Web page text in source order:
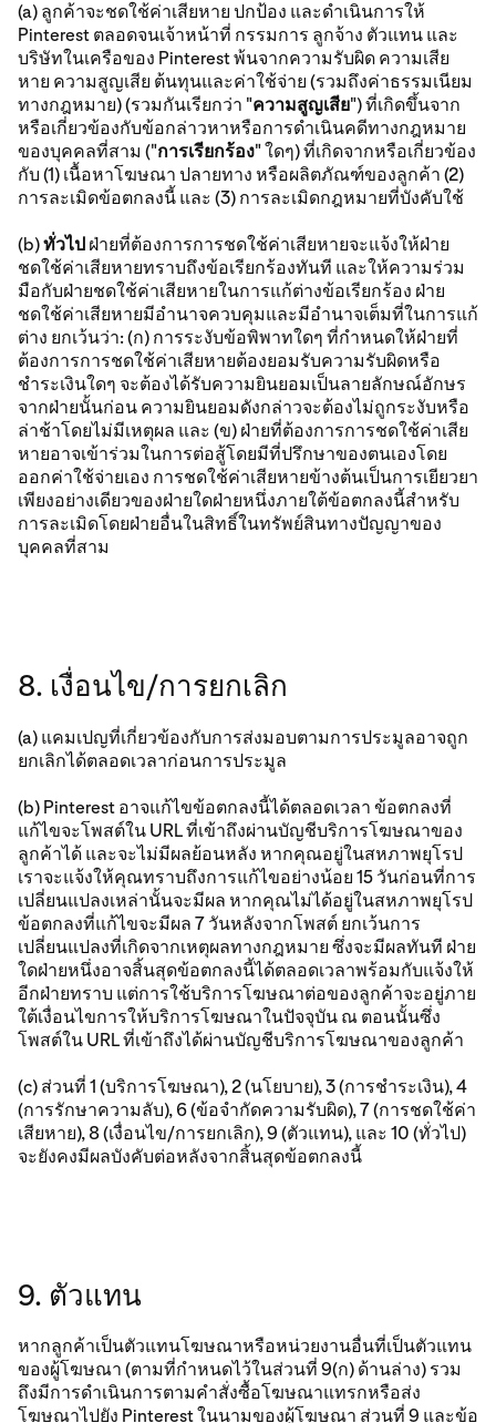
(a) ลูกค้าจะชดใช้ค่าเสียหาย ปกป้อง และดำเนินการให้
Pinterest ตลอดจนเจ้าหน้าที่ กรรมการ ลูกจ้าง ตัวแทน และ
บริษัทในเครือของ Pinterest พ้นจากความรับผิด ความเสีย
หาย ความสูญเสีย ต้นทุนและค่าใช้จ่าย (รวมถึงค่าธรรมเนียม
ทางกฎหมาย) (รวมกันเรียกว่า "ความสูญเสีย") ที่เกิดขึ้นจาก
หรือเกี่ยวข้องกับข้อกล่าวหาหรือการดำเนินคดีทางกฎหมาย
ของบุคคลที่สาม ("การเรียกร้อง" ใดๆ) ที่เกิดจากหรือเกี่ยวข้อง
กับ (1) เนื้อหาโฆษณา ปลายทาง หรือผลิตภัณฑ์ของลูกค้า (2)
การละเมิดข้อตกลงนี้ และ (3) การละเมิดกฎหมายที่บังคับใช้
(b)ทั่วไป ฝ่ายที่ต้องการการชดใช้ค่าเสียหายจะแจ้งให้ฝ่าย
ชดใช้ค่าเสียหายทราบถึงข้อเรียกร้องทันที และให้ความร่วม
มือกับฝ่ายชดใช้ค่าเสียหายในการแก้ต่างข้อเรียกร้อง ฝ่าย
ชดใช้ค่าเสียหายมีอำนาจควบคุมและมีอำนาจเต็มที่ในการแก้
ต่าง ยกเว้นว่า: (ก) การระงับข้อพิพาทใดๆ ที่กำหนดให้ฝ่ายที่
ต้องการการชดใช้ค่าเสียหายต้องยอมรับความรับผิดหรือ
ชำระเงินใดๆ จะต้องได้รับความยินยอมเป็นลายลักษณ์อักษร
จากฝ่ายนั้นก่อน ความยินยอมดังกล่าวจะต้องไม่ถูกระงับหรือ
ล่าช้าโดยไม่มีเหตุผล และ (ข) ฝ่ายที่ต้องการการชดใช้ค่าเสีย
หายอาจเข้าร่วมในการต่อสู้โดยมีที่ปรึกษาของตนเองโดย
ออกค่าใช้จ่ายเอง การชดใช้ค่าเสียหายข้างต้นเป็นการเยียวยา
เพียงอย่างเดียวของฝ่ายใดฝ่ายหนึ่งภายใต้ข้อตกลงนี้สำหรับ
การละเมิดโดยฝ่ายอื่นในสิทธิ์ในทรัพย์สินทางปัญญาของ
บุคคลที่สาม
8. เงื่อนไข/การยกเลิก
(a) แคมเปญที่เกี่ยวข้องกับการส่งมอบตามการประมูลอาจถูก
ยกเลิกได้ตลอดเวลาก่อนการประมูล
(b) Pinterest อาจแก้ไขข้อตกลงนี้ได้ตลอดเวลา ข้อตกลงที่
แก้ไขจะโพสต์ใน URL ที่เข้าถึงผ่านบัญชีบริการโฆษณาของ
ลูกค้าได้ และจะไม่มีผลย้อนหลัง หากคุณอยู่ในสหภาพยุโรป
เราจะแจ้งให้คุณทราบถึงการแก้ไขอย่างน้อย 15 วันก่อนที่การ
เปลี่ยนแปลงเหล่านั้นจะมีผล หากคุณไม่ได้อยู่ในสหภาพยุโรป
ข้อตกลงที่แก้ไขจะมีผล 7 วันหลังจากโพสต์ ยกเว้นการ
เปลี่ยนแปลงที่เกิดจากเหตุผลทางกฎหมาย ซึ่งจะมีผลทันที ฝ่าย
ใดฝ่ายหนึ่งอาจสิ้นสุดข้อตกลงนี้ได้ตลอดเวลาพร้อมกับแจ้งให้
อีกฝ่ายทราบ แต่การใช้บริการโฆษณาต่อของลูกค้าจะอยู่ภาย
ใต้เงื่อนไขการให้บริการโฆษณาในปัจจุบัน ณ ตอนนั้นซึ่ง
โพสต์ใน URL ที่เข้าถึงได้ผ่านบัญชีบริการโฆษณาของลูกค้า
(c) ส่วนที่ 1 (บริการโฆษณา), 2 (นโยบาย), 3 (การชําระเงิน), 4
(การรักษาความลับ), 6 (ข้อจํากัดความรับผิด), 7 (การชดใช้ค่า
เสียหาย), 8 (เงื่อนไข/การยกเลิก), 9 (ตัวแทน), และ 10 (ทั่วไป)
จะยังคงมีผลบังคับต่อหลังจากสิ้นสุดข้อตกลงนี้
9. ตัวแทน
หากลูกค้าเป็นตัวแทนโฆษณาหรือหน่วยงานอื่นที่เป็นตัวแทน
ของผู้โฆษณา (ตามที่กำหนดไว้ในส่วนที่ 9(ก) ด้านล่าง) รวม
ถึงมีการดำเนินการตามคำสั่งซื้อโฆษณาแทรกหรือส่ง
โฆษณาไปยัง Pinterest ในนามของผู้โฆษณา ส่วนที่ 9 และข้อ